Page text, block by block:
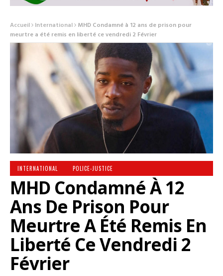
Accueil International MHD Condamné à 12 ans de prison pour
meurtre a été remis en liberté ce vendredi 2 Février
INTERNATIONAL POLICE-JUSTICE
MHD Condamné À 12
Ans De Prison Pour
Meurtre A Été Remis En
Liberté Ce Vendredi 2
Février